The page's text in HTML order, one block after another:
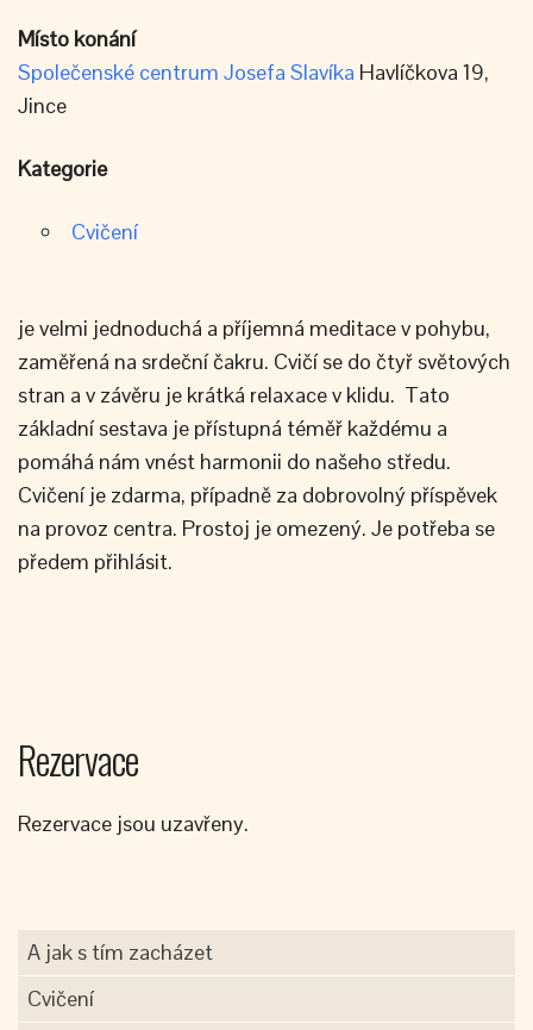
Místo konání
Společenské centrum Josefa Slavíka Havlíčkova 19,
Jince
Kategorie
Cvičení
je velmi jednoduchá a příjemná meditace v pohybu,
zaměřená na srdeční čakru. Cvičí se do čtyř světových
stran a v závěru je krátká relaxace v klidu. Tato
základní sestava je přístupná téměř každému a
pomáhá nám vnést harmonii do našeho středu.
Cvičení je zdarma, případně za dobrovolný příspěvek
na provoz centra. Prostoj je omezený. Je potřeba se
předem přihlásit.
Rezervace
Rezervace jsou uzavřeny.
A jak s tím zacházet
Cvičení